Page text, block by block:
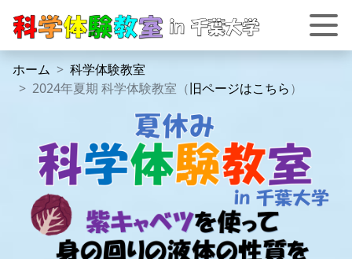
ホーム
科学体験教室
2024年夏期 科学体験教室（旧ページはこちら）